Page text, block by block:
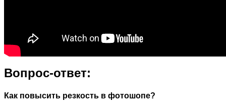
Вопрос-ответ:
Как повысить резкость в фотошопе?